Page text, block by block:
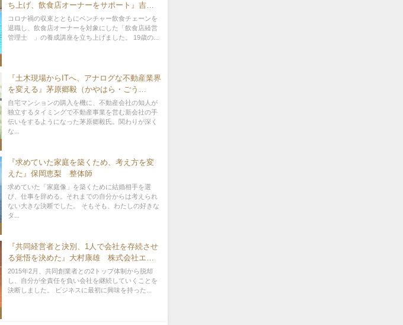
ち上げ、飲食店オーナーをサポート』吉留
健一 10DOORSCONSULTING 代表
コロナ禍の収束とともにベンチャー飲食チェーンを
退職し、飲食店オーナーを対象にした「飲食店経営
管理士®」の養成講座を立ち上げました。 19歳の...
『土木現場からITへ、アナログな不動産業界
を変える』茅原郷毅（かやはら・ごう
き） 株式会社NTTビジネスソリューション
ズ 広島ビジネス営業部
自宅マンションの購入を機に、不動産会社の知人が
独立するタイミングで不動産事業を営む新会社の手
伝いをするようになった茅原郷毅氏。関わりが深く
な...
『求めていた家庭を築くため、考え方を変
えた』保岡恵梨 整体師
求めていた「家庭像」を築くために結婚相手を選
び、仕事を辞める。それまでの自分からは考えられ
ない大きな決断でした。 そもそも、わたしの好きな
タ...
『共同経営者と決別、1人で会社を存続させ
る覚悟を決めた』大村康雄 株式会社エッ
ジコネクション 代表取締役
2015年2月、共同創業者との2トップ体制から脱却
し、自分が全責任を負い会社を継続していくことを
決断しました。 ビジネスに最初に興味を持った...